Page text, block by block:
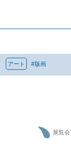
アート #版画
展覧会